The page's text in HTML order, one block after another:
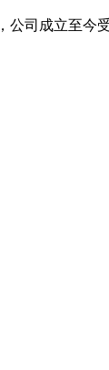
司成立至今